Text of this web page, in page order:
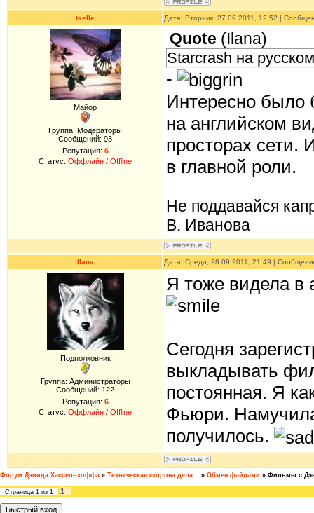
taelle Дата: Вторник, 27.09.2011, 12:52 |
Майор
Группа: Модераторы
Сообщений: 93
Репутация: 6
Статус: Оффлайн / Offline
Quote (Ilana)
Starcrash на русском
-
Интересно было
на английском
просторах
в главной роли.
Не поддавайся
В. Иванова
Ilana Дата: Среда, 28.09.2011, 21:49 |
Подполковник
Группа: Администраторы
Сообщений: 122
Репутация: 6
Статус: Оффлайн / Offline
Я тоже видела в
Сегодня
выкладывать
постоянная. Я
Фьюри.
получилось.
Форум Дэвида Хассельхоффа » Техническая сторона дела... » Обмен файлами » Фильмы с
Страница 1 из 1 1